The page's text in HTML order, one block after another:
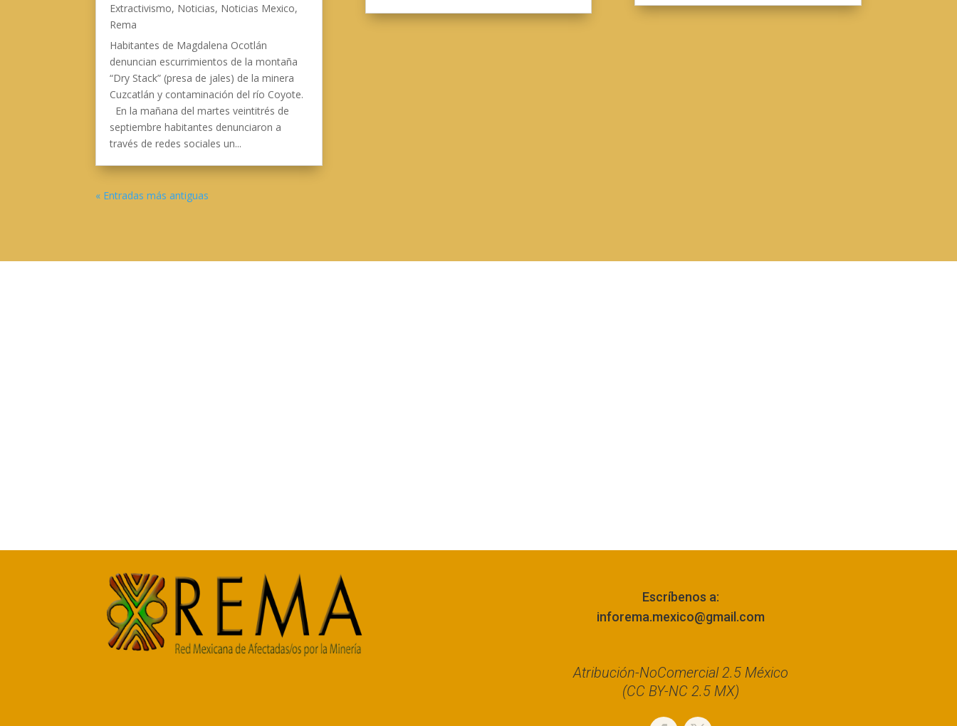
Extractivismo, Noticias, Noticias Mexico,
Rema
Habitantes de Magdalena Ocotlán
denuncian escurrimientos de la montaña
“Dry Stack” (presa de jales) de la minera
Cuzcatlán y contaminación del río Coyote.
En la mañana del martes veintitrés de
septiembre habitantes denunciaron a
través de redes sociales un...
« Entradas más antiguas
Escríbenos a:
inforema.mexico@gmail.com
Atribución-NoComercial 2.5 México
(CC BY-NC 2.5 MX)